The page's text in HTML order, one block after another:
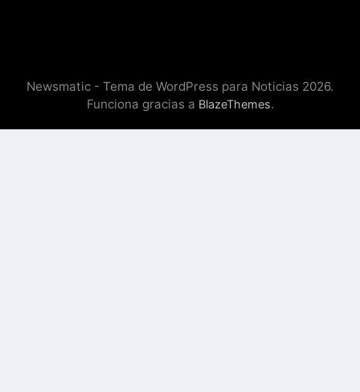
Newsmatic - Tema de WordPress para Noticias 2026.
Funciona gracias a BlazeThemes.